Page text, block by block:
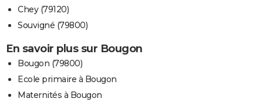
Chey (79120)
Souvigné (79800)
En savoir plus sur Bougon
Bougon (79800)
Ecole primaire à Bougon
Maternités à Bougon